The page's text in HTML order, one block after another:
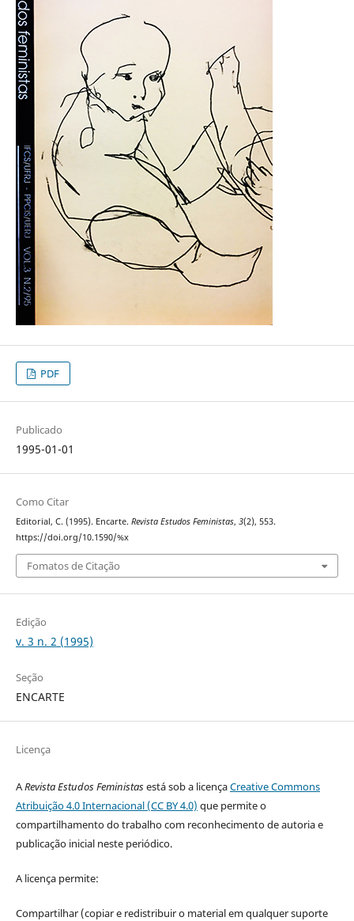
PDF
Publicado
1995-01-01
Como Citar
Editorial, C. (1995). Encarte. Revista Estudos Feministas, 3(2), 553.
https://doi.org/10.1590/%x
Fomatos de Citação
Edição
v. 3 n. 2 (1995)
Seção
ENCARTE
Licença
ARevista Estudos Feministasestá sob a licençaCreative Commons
Atribuição 4.0 Internacional (CC BY 4.0) que permite o
compartilhamento do trabalho com reconhecimento de autoria e
publicação inicial neste periódico.
A licença permite:
Compartilhar (copiar e redistribuir o material em qualquer suporte